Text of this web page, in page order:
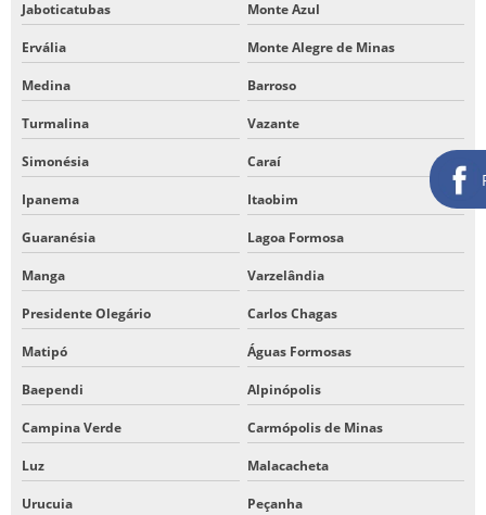
Jaboticatubas Monte Azul
Ervália Monte Alegre de Minas
Medina Barroso
Turmalina Vazante
Simonésia Caraí
Ipanema Itaobim
Guaranésia Lagoa Formosa
Manga Varzelândia
Presidente Olegário Carlos Chagas
Matipó Águas Formosas
Baependi Alpinópolis
Campina Verde Carmópolis de Minas
Luz Malacacheta
Urucuia Peçanha